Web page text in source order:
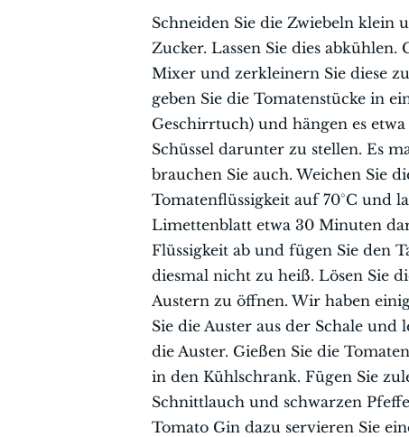
Schneiden Sie die Zwiebeln klein
Zucker. Lassen Sie dies
Mixer und zerkleinern Sie diese
geben Sie die Tomatenstücke in
Geschirrtuch) und hängen es
Schüssel darunter zu stellen. Es
brauchen Sie auch. Weichen Sie
Tomatenflüssigkeit auf 70°C und
Limettenblatt etwa 30 Minuten
Flüssigkeit ab und fügen Sie den
diesmal nicht zu heiß. Lösen Sie
Austern zu öffnen. Wir haben
Sie die Auster aus der Schale
die Auster. Gießen Sie die
in den Kühlschrank. Fügen Sie
Schnittlauch und schwarzen
Tomato Gin dazu servieren Sie